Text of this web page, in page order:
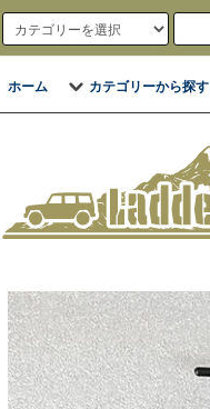
ホーム カテゴリーから探す